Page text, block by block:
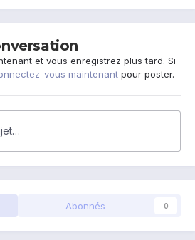
et vous enregistrez plus tard. Si
vous maintenant pour poster.
Abonnés 0